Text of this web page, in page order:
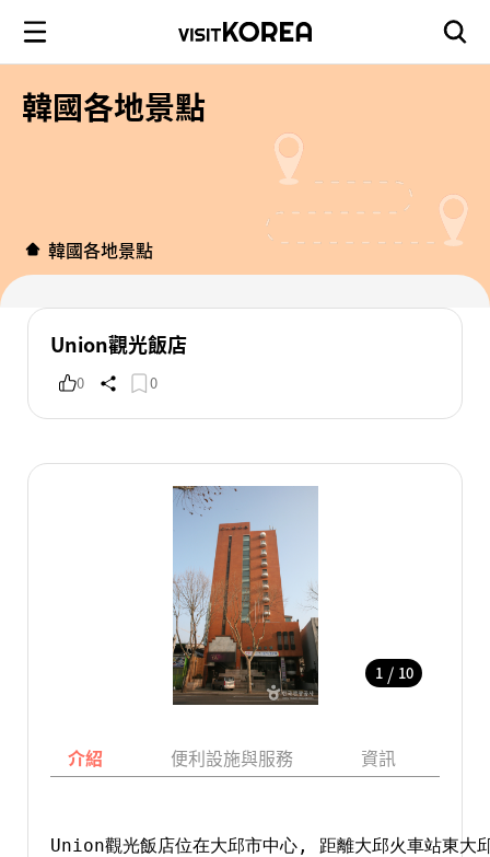
韓國各地景點
韓國各地景點
Union觀光飯店
0 0
1 / 10
介紹 便利設施與服務 資訊
Union觀光飯店位在大邱市中心, 距離大邱火車站東